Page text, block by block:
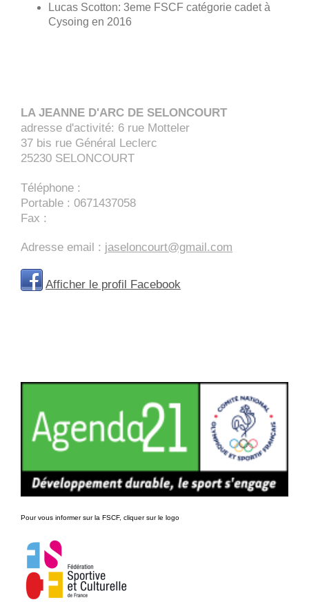
Lucas Scotton: 3eme FSCF catégorie cadet à
Cysoing en 2016
LA JEANNE D'ARC DE SELONCOURT
adresse d'activité: 6 rue Motteler
37 bis rue Général Leclerc
25230 SELONCOURT
Téléphone :
Portable : 0671437058
Fax :
Adresse email : jaseloncourt@gmail.com
Afficher le profil Facebook
Pour vous informer sur la FSCF, cliquer sur le logo